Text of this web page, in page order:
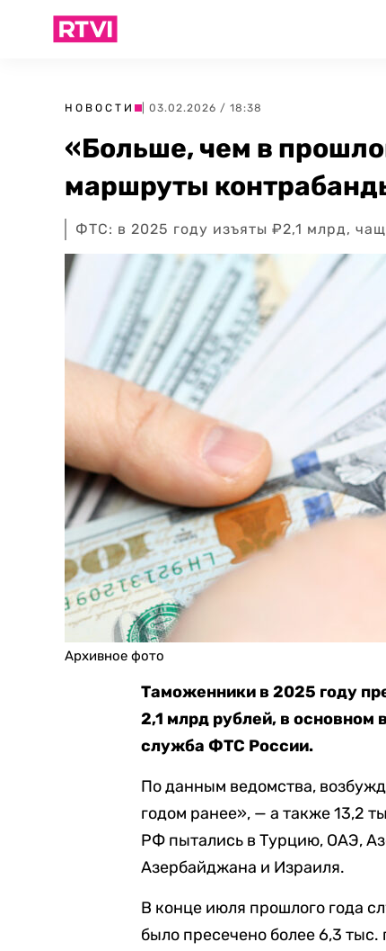
НОВОСТИ | 03.02.2026 / 18:38
«Больше, чем в
маршруты
ФТС: в 2025 году изъяты ₽2,1 млрд,
Архивное фото
Таможенники в 2025 году
2,1 млрд рублей, в основном
служба ФТС России.
По данным ведомства,
годом ранее», — а также 13,2
РФ пытались в Турцию, ОАЭ,
Азербайджана и Израиля.
В конце июля прошлого года
было пресечено более 6,3